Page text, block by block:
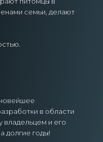
семьи, делают
в области
владельцем и его
долгие годы!